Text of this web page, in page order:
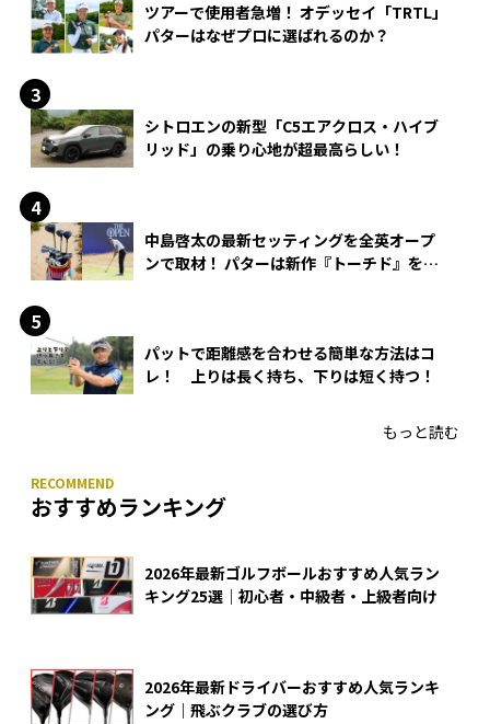
ツアーで使用者急増！ オデッセイ「TRTL」
パターはなぜプロに選ばれるのか？
シトロエンの新型「C5エアクロス・ハイブ
リッド」の乗り心地が超最高らしい！
中島啓太の最新セッティングを全英オープ
ンで取材！ パターは新作『トーチド』を投
パットで距離感を合わせる簡単な方法はコ
レ！ 上りは長く持ち、下りは短く持つ！
もっと読む
おすすめランキング
2026年最新ゴルフボールおすすめ人気ラン
キング25選｜初心者・中級者・上級者向け
2026年最新ドライバーおすすめ人気ランキ
ング｜飛ぶクラブの選び方